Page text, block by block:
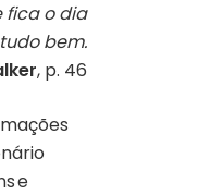
fica o dia
bem.
, p. 46
e